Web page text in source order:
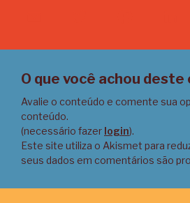
O que você achou
Avalie o conteúdo e comente sua
conteúdo.
(necessário fazer login).
Este site utiliza o Akismet para
seus dados em comentários são